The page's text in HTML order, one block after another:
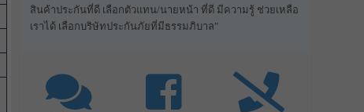
สินค้าประกันที่ดี เลือกตัวแทน/นายหน้า ที่ดี มีความรู้ ช่วยเหลือ
เราได้ เลือกบริษัทประกันภัยที่มีธรรมภิบาล"